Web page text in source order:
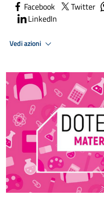
Facebook Twitter
LinkedIn
Vedi azioni